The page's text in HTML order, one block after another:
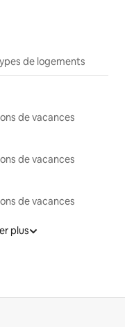
de logements
de vacances
de vacances
de vacances
plus